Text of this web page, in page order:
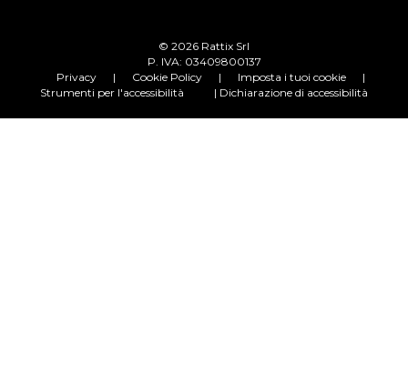
© 2026 Rattix Srl
P. IVA: 03409800137
Privacy
| Cookie Policy | Imposta i tuoi cookie
|
Strumenti per l'accessibilità
| Dichiarazione di accessibilità